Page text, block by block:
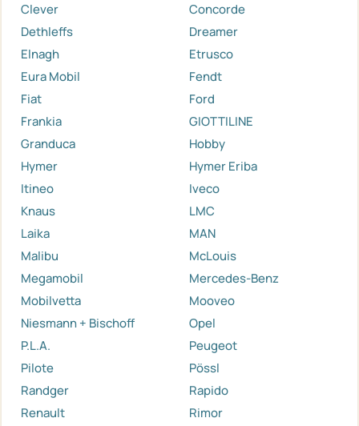
Clever
Concorde
Dethleffs
Dreamer
Elnagh
Etrusco
Eura Mobil
Fendt
Fiat
Ford
Frankia
GIOTTILINE
Granduca
Hobby
Hymer
Hymer Eriba
Itineo
Iveco
Knaus
LMC
Laika
MAN
Malibu
McLouis
Megamobil
Mercedes-Benz
Mobilvetta
Mooveo
Niesmann + Bischoff
Opel
P.L.A.
Peugeot
Pilote
Pössl
Randger
Rapido
Renault
Rimor